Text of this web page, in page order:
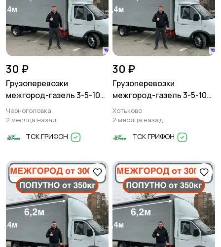
30 ₽
Грузоперевозки
межгород-газель 3-5-10
тонн
Черноголовка
2 месяца назад
ТСК ГРИФОН
30 ₽
Грузоперевозки
межгород-газель 3-5-10
тонн
Хотьково
2 месяца назад
ТСК ГРИФОН